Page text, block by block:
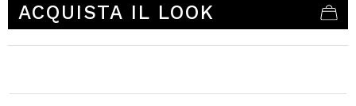
ACQUISTA IL LOOK